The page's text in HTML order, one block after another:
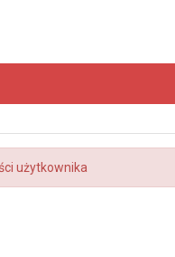
użytkownika